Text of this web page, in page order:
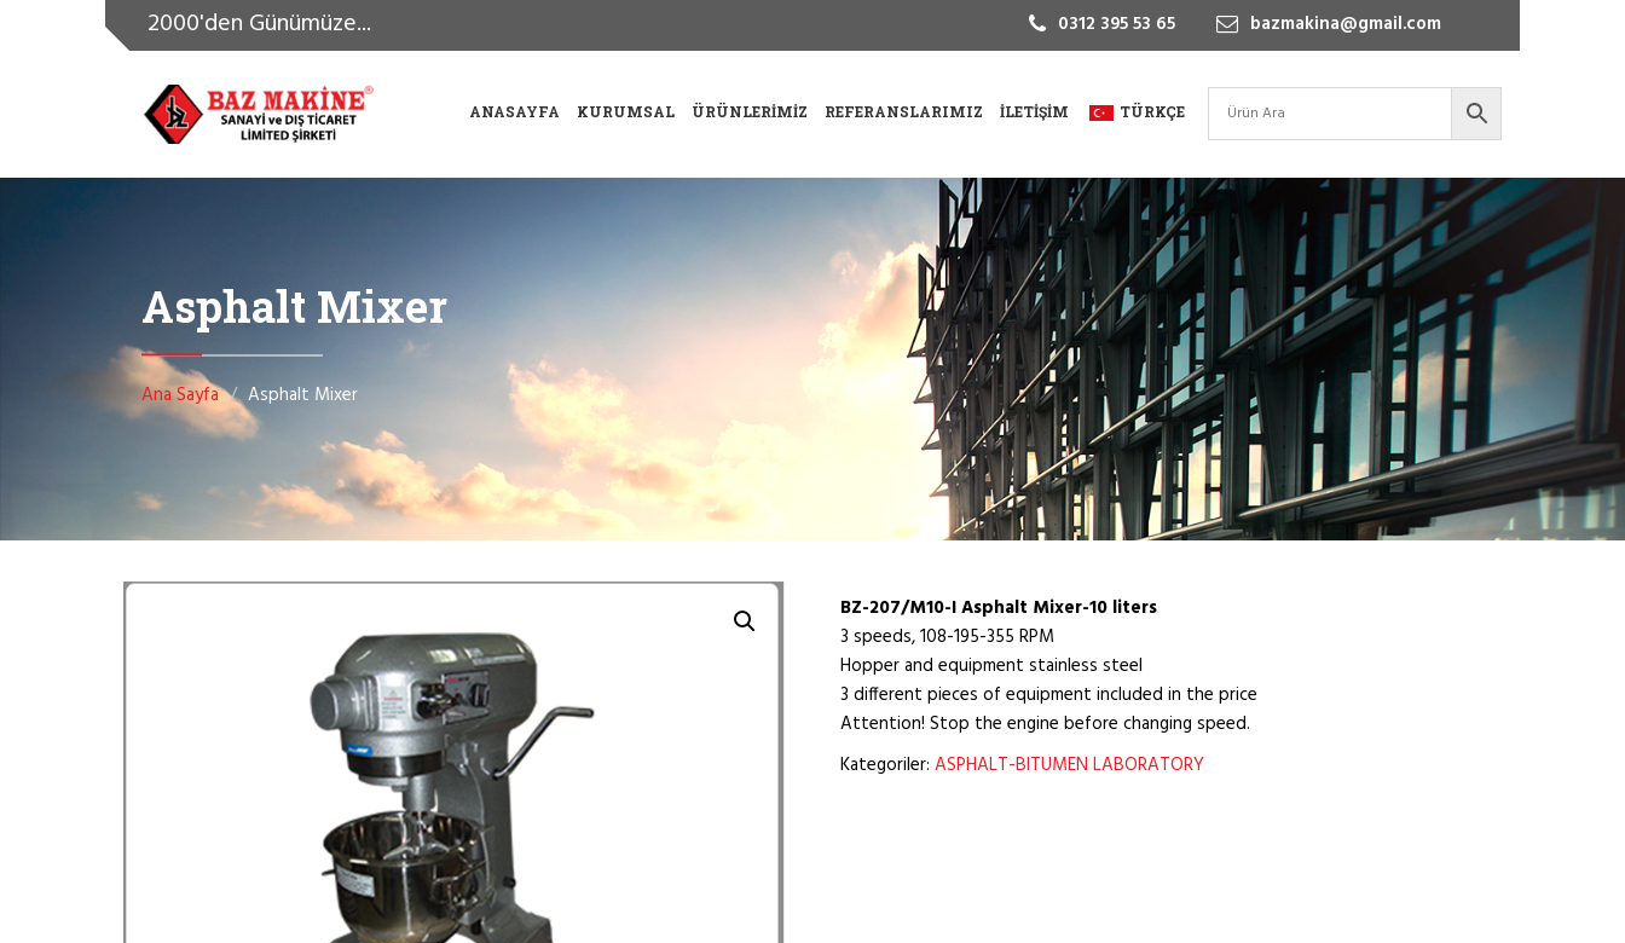
2000'den Günümüze... 0312 395 53 65 bazmakina@gmail.com
ANASAYFA KURUMSAL ÜRÜNLERIMIZ REFERANSLARIMIZ İLETIŞIM TÜRKÇE
Asphalt Mixer
Ana Sayfa Asphalt Mixer
BZ-207/M10-I Asphalt Mixer-10 liters
3 speeds, 108-195-355 RPM
Hopper and equipment stainless steel
3 different pieces of equipment included in the price
Attention! Stop the engine before changing speed.
Kategoriler: ASPHALT-BITUMEN LABORATORY